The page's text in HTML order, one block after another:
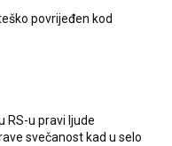
povrijeđen kod
RS-u pravi ljude
svečanost kad u selo